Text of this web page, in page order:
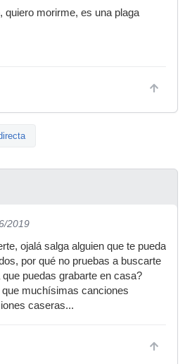
quiero morirme, es una plaga
2019
ojalá salga alguien que te pueda
por qué no pruebas a buscarte
puedas grabarte en casa?
muchísimas canciones
caseras...